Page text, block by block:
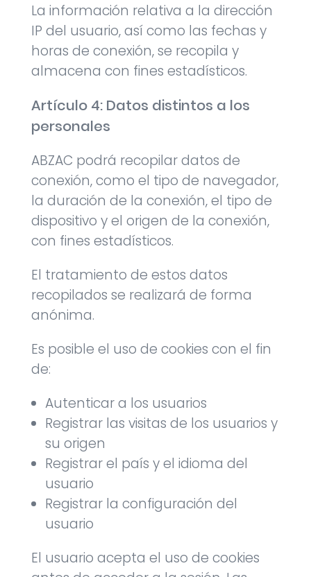
La información relativa a la dirección
IP del usuario, así como las fechas y
horas de conexión, se recopila y
almacena con fines estadísticos.
Artículo 4: Datos distintos a los
personales
ABZAC podrá recopilar datos de
conexión, como el tipo de navegador,
la duración de la conexión, el tipo de
dispositivo y el origen de la conexión,
con fines estadísticos.
El tratamiento de estos datos
recopilados se realizará de forma
anónima.
Es posible el uso de cookies con el fin
de:
Autenticar a los usuarios
Registrar las visitas de los usuarios y
su origen
Registrar el país y el idioma del
usuario
Registrar la configuración del
usuario
El usuario acepta el uso de cookies